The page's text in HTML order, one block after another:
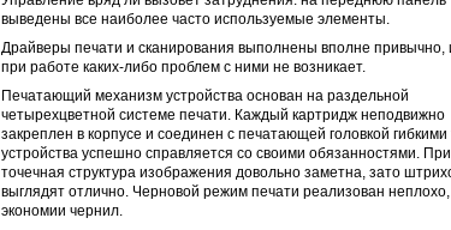
выведены все наиболее часто используемые элементы.
Драйверы печати и сканирования выполнены вполне привычно,
при работе каких-либо проблем с ними не возникает.
Печатающий механизм устройства основан на раздельной
четырехцветной системе печати. Каждый картридж неподвижно
закреплен в корпусе и соединен с печатающей головкой
устройства успешно справляется со своими обязанностями.
точечная структура изображения довольно заметна, зато
выглядят отлично. Черновой режим печати реализован
экономии чернил.